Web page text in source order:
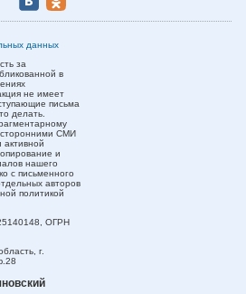
данных
за
в
не имеет
письма
делать.
сторонними СМИ
и
нашего
с письменного
авторов
политикой
ОГРН
г.